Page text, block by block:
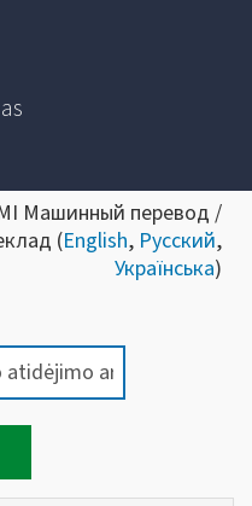
Машинный перевод /
(English, Русский,
Українська)